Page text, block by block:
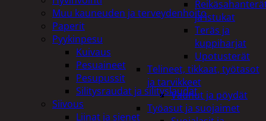
ja istukat
Teräs ja
kuppiharjat
Upotusterät
Telineet, tikkaat, työtasot
ja tarvikkeet
Vaunut ja pöydät
Työasut ja suojaimet
Muu kauneuden ja terveydenhoito
Paperit
Pyykinpesu
Kuivaus
Pesuaineet
Pesupussit
Silitysraudat ja silityslaudat
Siivous
Liinat ja sienet